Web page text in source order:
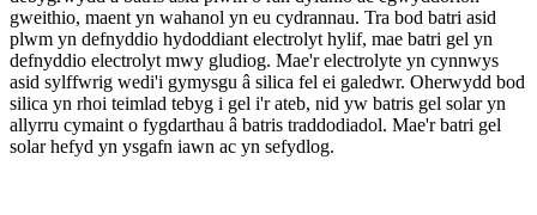
gweithio, maent yn wahanol yn eu cydrannau. Tra bod batri asid
plwm yn defnyddio hydoddiant electrolyt hylif, mae batri gel yn
defnyddio electrolyt mwy gludiog. Mae'r electrolyte yn cynnwys
asid sylffwrig wedi'i gymysgu â silica fel ei galedwr. Oherwydd bod
silica yn rhoi teimlad tebyg i gel i'r ateb, nid yw batris gel solar yn
allyrru cymaint o fygdarthau â batris traddodiadol. Mae'r batri gel
solar hefyd yn ysgafn iawn ac yn sefydlog.